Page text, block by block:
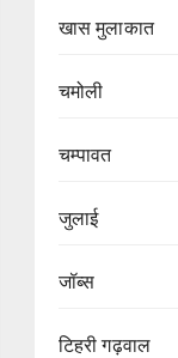
खास मुलाकात
चमोली
चम्पावत
जुलाई
जॉब्स
टिहरी गढ़वाल